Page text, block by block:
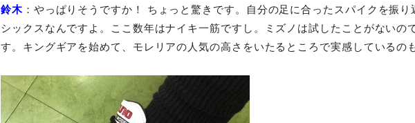
鈴木：やっぱりそうですか！ ちょっと驚きです。自分の足に合ったスパイクを振り
シックスなんですよ。ここ数年はナイキ一筋ですし。ミズノは試したことがないの
す。キングギアを始めて、モレリアの人気の高さをいたるところで実感しているの